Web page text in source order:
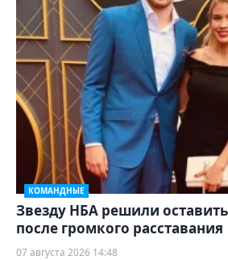
КОМАНДНЫЕ
Звезду НБА решили
после громкого расставания
07 августа 2026 14:48